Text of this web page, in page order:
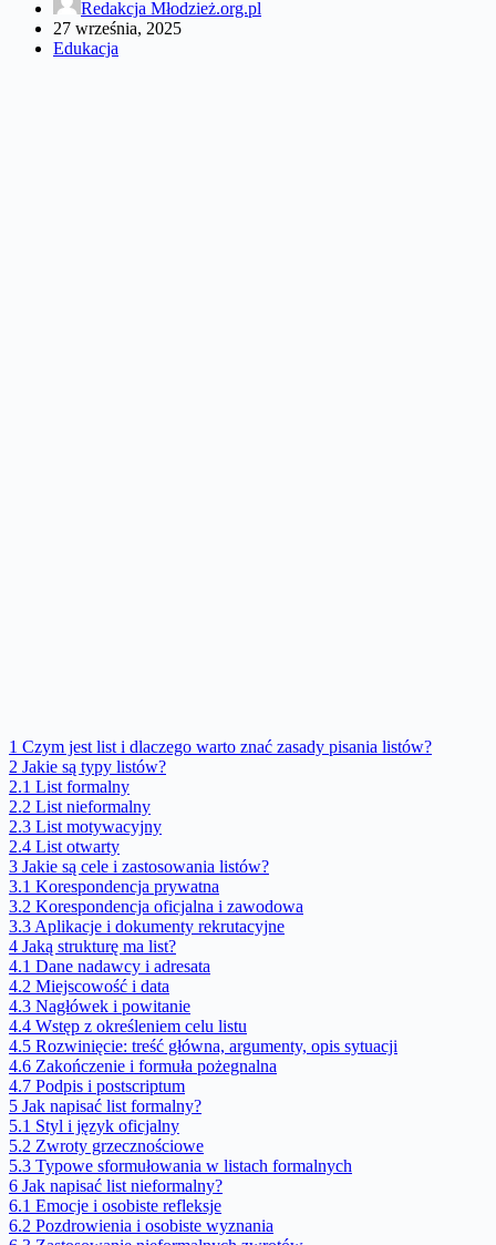
Redakcja Młodzież.org.pl
27 września, 2025
Edukacja
1 Czym jest list i dlaczego warto znać zasady pisania listów?
2 Jakie są typy listów?
2.1 List formalny
2.2 List nieformalny
2.3 List motywacyjny
2.4 List otwarty
3 Jakie są cele i zastosowania listów?
3.1 Korespondencja prywatna
3.2 Korespondencja oficjalna i zawodowa
3.3 Aplikacje i dokumenty rekrutacyjne
4 Jaką strukturę ma list?
4.1 Dane nadawcy i adresata
4.2 Miejscowość i data
4.3 Nagłówek i powitanie
4.4 Wstęp z określeniem celu listu
4.5 Rozwinięcie: treść główna, argumenty, opis sytuacji
4.6 Zakończenie i formuła pożegnalna
4.7 Podpis i postscriptum
5 Jak napisać list formalny?
5.1 Styl i język oficjalny
5.2 Zwroty grzecznościowe
5.3 Typowe sformułowania w listach formalnych
6 Jak napisać list nieformalny?
6.1 Emocje i osobiste refleksje
6.2 Pozdrowienia i osobiste wyznania